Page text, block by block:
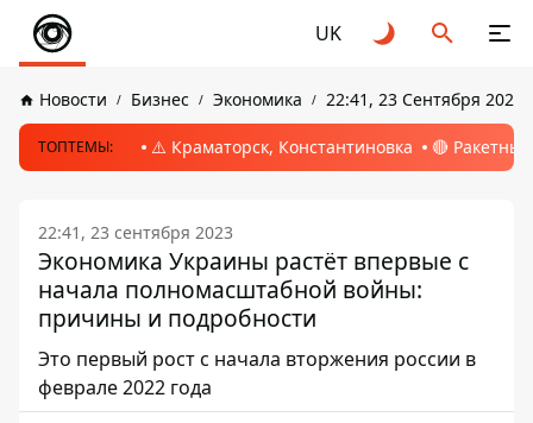
UK
Новости Бизнес Экономика 22:41, 23 Сентября 2023
ТОПТЕМЫ: ⚠️ Краматорск, Константиновка 🔴
22:41, 23 сентября 2023
Экономика Украины растёт впервые с
начала полномасштабной войны:
причины и подробности
Это первый рост с начала вторжения россии в
феврале 2022 года